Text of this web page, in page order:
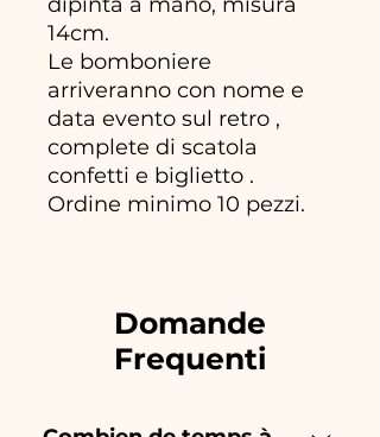
14cm.
Le bomboniere
arriveranno con nome e
data evento sul retro ,
complete di scatola
confetti e biglietto .
Ordine minimo 10 pezzi.
Domande
Frequenti